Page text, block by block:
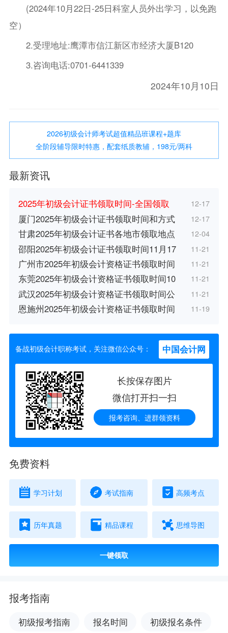
(2024年10月22日-25日科室人员外出学习，以免跑
空）
2.受理地址:鹰潭市信江新区市经济大厦B120
3.咨询电话:0701-6441339
2024年10月10日
2026初级会计师考试超值精品班课程+题库
全阶段辅导限时特惠，配套纸质教辅，198元/两科
最新资讯
2025年初级会计证书领取时间-全国领取 12-17
厦门2025年初级会计证书领取时间和方式 12-17
甘肃2025年初级会计证书各地市领取地点 12-04
邵阳2025年初级会计证书领取时间11月17 11-21
广州市2025年初级会计资格证书领取时间 11-21
东莞2025年初级会计资格证书领取时间10 11-21
武汉2025年初级会计资格证书领取时间公 11-21
恩施州2025年初级会计资格证书领取时间 11-19
备战初级会计职称考试，关注微信公众号： 中国会计网
长按保存图片
微信打开扫一扫
报考咨询、进群领资料
免费资料
学习计划 考试指南 高频考点
历年真题 精品课程 思维导图
一键领取
报考指南
初级报考指南 报名时间 初级报名条件